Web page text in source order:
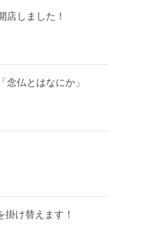
店しました！
念仏とはなにか」
掛け替えます！